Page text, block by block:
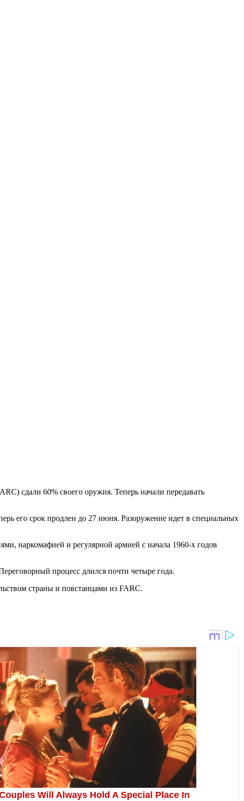
сдали 60% своего оружия. Теперь начали передавать
его срок продлен до 27 июня. Разоружение идет в специальных
наркомафией и регулярной армией с начала 1960-х годов
процесс длился почти четыре года.
страны и повстанцами из FARC.